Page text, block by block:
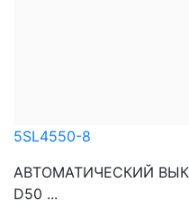
5SL4550-8
АВТОМАТИЧЕСКИЙ
D50 ...